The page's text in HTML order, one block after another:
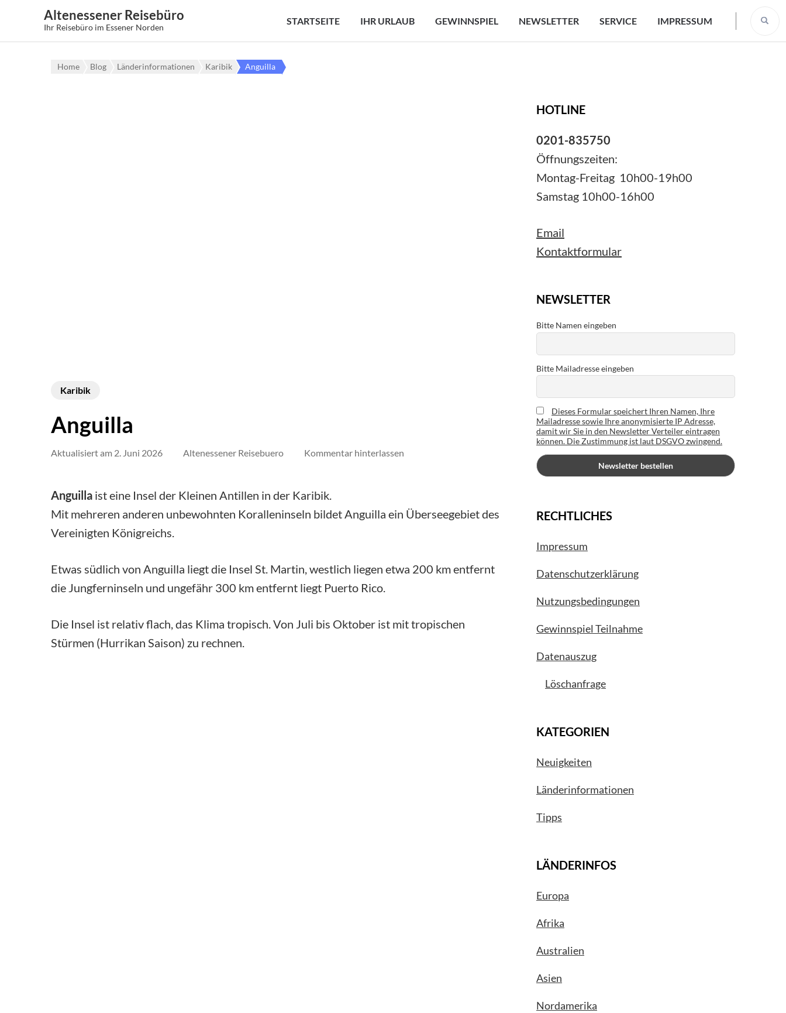
Altenessener Reisebüro
Ihr Reisebüro im Essener Norden
STARTSEITE IHR URLAUB GEWINNSPIEL NEWSLETTER SERVICE IMPRESSUM
Home Blog Länderinformationen Karibik Anguilla
Karibik
Anguilla
Aktualisiert am 2. Juni 2026 Altenessener Reisebuero Kommentar hinterlassen
Anguilla ist eine Insel der Kleinen Antillen in der Karibik.
Mit mehreren anderen unbewohnten Koralleninseln bildet Anguilla ein Überseegebiet des
Vereinigten Königreichs.
Etwas südlich von Anguilla liegt die Insel St. Martin, westlich liegen etwa 200 km entfernt
die Jungferninseln und ungefähr 300 km entfernt liegt Puerto Rico.
Die Insel ist relativ flach, das Klima tropisch. Von Juli bis Oktober ist mit tropischen
Stürmen (Hurrikan Saison) zu rechnen.
HOTLINE
0201-835750
Öffnungszeiten:
Montag-Freitag 10h00-19h00
Samstag 10h00-16h00
Email
Kontaktformular
NEWSLETTER
Bitte Namen eingeben
Bitte Mailadresse eingeben
Dieses Formular speichert Ihren Namen, Ihre
Mailadresse sowie Ihre anonymisierte IP Adresse,
damit wir Sie in den Newsletter Verteiler eintragen
können. Die Zustimmung ist laut DSGVO zwingend.
RECHTLICHES
Impressum
Datenschutzerklärung
Nutzungsbedingungen
Gewinnspiel Teilnahme
Datenauszug
Löschanfrage
KATEGORIEN
Neuigkeiten
Länderinformationen
Tipps
LÄNDERINFOS
Europa
Afrika
Australien
Asien
Nordamerika